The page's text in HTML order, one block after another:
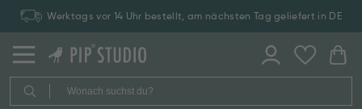
Zahlung auf Rechnung: 30 Tage Rückgaberecht